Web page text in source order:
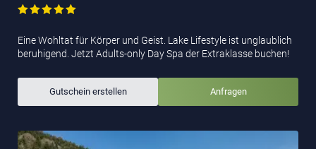
Eine Wohltat für Körper und Geist. Lake Lifestyle ist unglaublich
beruhigend. Jetzt Adults-only Day Spa der Extraklasse buchen!
Gutschein erstellen Anfragen